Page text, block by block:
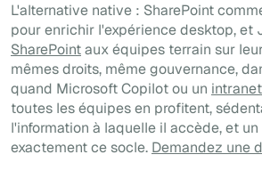
L'alternative native : SharePoint
pour enrichir l'expérience desktop, et
SharePointaux équipes terrain sur
mêmes droits, même gouvernance,
quand Microsoft Copilot ou un
toutes les équipes en profitent,
l'information à laquelle il accède, et
exactement ce socle. Demandez une